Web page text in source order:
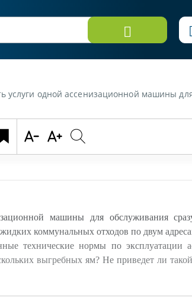
отходов по двум адресам с объемом выгребных ям по 4 куб. м). Или же на законодательном уровне есть определенные технические нормы по эксплуатации ассенизационной
машины для обслуживания
коммунальных отходов по двум
технические нормы по эксплуатации
выгребных ям? Не приведет ли